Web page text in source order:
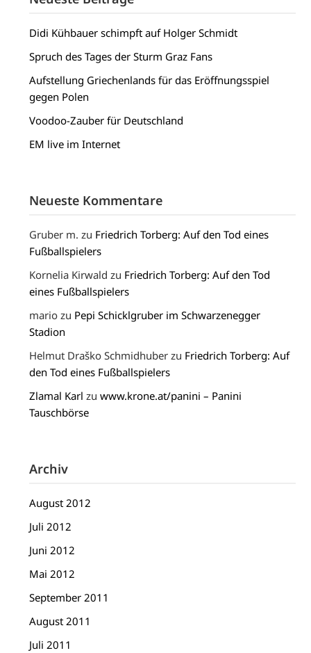
Didi Kühbauer schimpft auf Holger Schmidt
Spruch des Tages der Sturm Graz Fans
Aufstellung Griechenlands für das Eröffnungsspiel
gegen Polen
Voodoo-Zauber für Deutschland
EM live im Internet
Neueste Kommentare
Gruber m. zu Friedrich Torberg: Auf den Tod eines
Fußballspielers
Kornelia Kirwald zu Friedrich Torberg: Auf den Tod
eines Fußballspielers
mario zu Pepi Schicklgruber im Schwarzenegger
Stadion
Helmut Draško Schmidhuber zu Friedrich Torberg: Auf
den Tod eines Fußballspielers
Zlamal Karl zuwww.krone.at/panini – Panini
Tauschbörse
Archiv
August 2012
Juli 2012
Juni 2012
Mai 2012
September 2011
August 2011
Juli 2011